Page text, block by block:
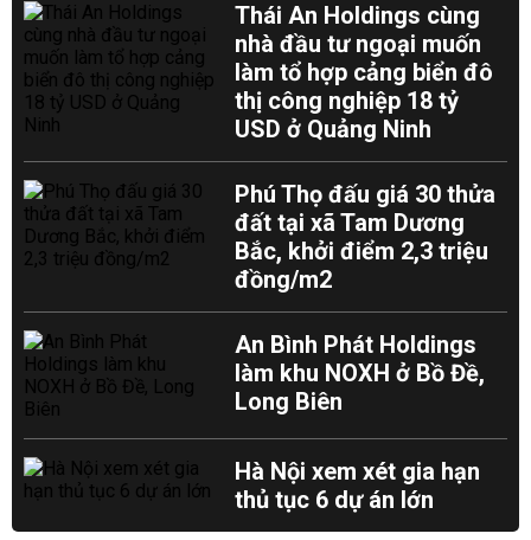
Thái An Holdings cùng
nhà đầu tư ngoại muốn
làm tổ hợp cảng biển đô
thị công nghiệp 18 tỷ
USD ở Quảng Ninh
Phú Thọ đấu giá 30 thửa
đất tại xã Tam Dương
Bắc, khởi điểm 2,3 triệu
đồng/m2
An Bình Phát Holdings
làm khu NOXH ở Bồ Đề,
Long Biên
Hà Nội xem xét gia hạn
thủ tục 6 dự án lớn